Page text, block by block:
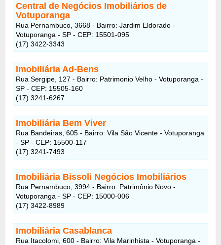
Central de Negócios Imobiliários de
Votuporanga
Rua Pernambuco, 3668 - Bairro: Jardim Eldorado -
Votuporanga - SP - CEP: 15501-095
(17) 3422-3343
Imobiliária Ad-Bens
Rua Sergipe, 127 - Bairro: Patrimonio Velho - Votuporanga -
SP - CEP: 15505-160
(17) 3241-6267
Imobiliária Bem Viver
Rua Bandeiras, 605 - Bairro: Vila São Vicente - Votuporanga
- SP - CEP: 15500-117
(17) 3241-7493
Imobiliária Bissoli Negócios Imobiliários
Rua Pernambuco, 3994 - Bairro: Patrimônio Novo -
Votuporanga - SP - CEP: 15000-006
(17) 3422-8989
Imobiliária Casablanca
Rua Itacolomi, 600 - Bairro: Vila Marinhista - Votuporanga -